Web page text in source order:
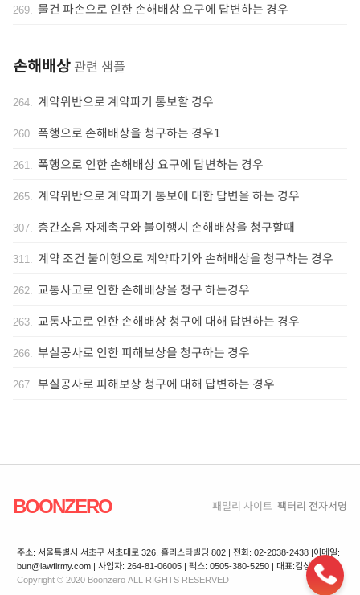
269. 물건 파손으로 인한 손해배상 요구에 답변하는 경우
손해배상 관련 샘플
264. 계약위반으로 계약파기 통보할 경우
260. 폭행으로 손해배상을 청구하는 경우1
261. 폭행으로 인한 손해배상 요구에 답변하는 경우
265. 계약위반으로 계약파기 통보에 대한 답변을 하는 경우
307. 층간소음 자제촉구와 불이행시 손해배상을 청구할때
311. 계약 조건 불이행으로 계약파기와 손해배상을 청구하는 경우
262. 교통사고로 인한 손해배상을 청구 하는경우
263. 교통사고로 인한 손해배상 청구에 대해 답변하는 경우
266. 부실공사로 인한 피해보상을 청구하는 경우
267. 부실공사로 피해보상 청구에 대해 답변하는 경우
BOONZERO 패밀리 사이트 팩터리 전자서명
주소: 서울특별시 서초구 서초대로 326, 홀리스타빌딩 802 | 전화: 02-2038-2438 |이메일:
bun@lawfirmy.com | 사업자: 264-81-06005 | 팩스: 0505-380-5250 | 대표:김상겸
Copyright © 2020 Boonzero ALL RIGHTS RESERVED